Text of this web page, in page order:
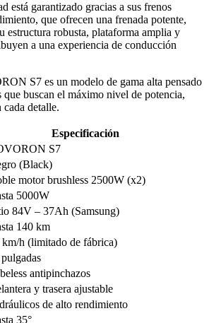
está garantizado gracias a sus frenos
que ofrecen una frenada potente,
estructura robusta, plataforma amplia y
a una experiencia de conducción
S7 es un modelo de gama alta pensado
que buscan el máximo nivel de potencia,
detalle.
Especificación
S7
(Black)
motor brushless 2500W (x2)
5000W
84V – 37Ah (Samsung)
140 km
km/h (limitado de fábrica)
pulgadas
antipinchazos
y trasera ajustable
de alto rendimiento
35°